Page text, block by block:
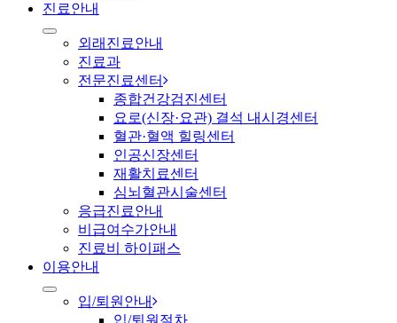
진료안내
외래진료안내
진료과
전문진료센터
종합건강검진센터
요로(신장·요관) 결석 내시경센터
혈관·혈액 힐링센터
인공신장센터
재활치료센터
심뇌혈관시술센터
응급진료안내
비급여수가안내
진료비 하이패스
이용안내
입/퇴원안내
입/퇴원절차